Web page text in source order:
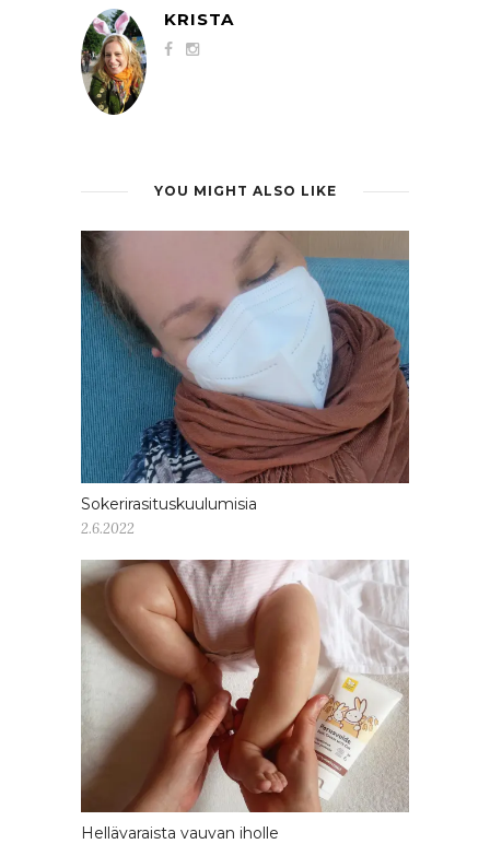
KRISTA
YOU MIGHT ALSO LIKE
Sokerirasituskuulumisia
2.6.2022
Hellävaraista vauvan iholle